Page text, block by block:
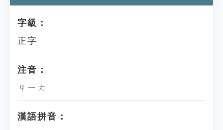
字級：
正字
注音：
ㄐㄧㄤ
漢語拼音：